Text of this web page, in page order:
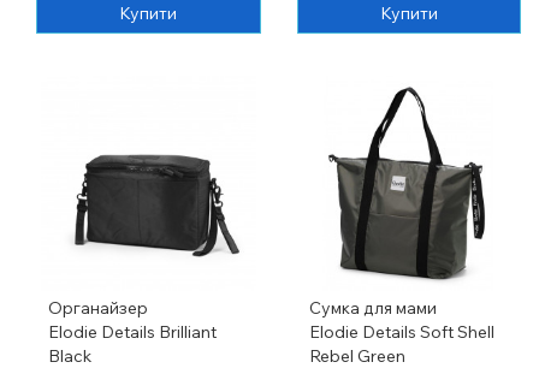
Купити Купити
Органайзер
Elodie Details Brilliant
Black
Сумка для мами
Elodie Details Soft Shell
Rebel Green